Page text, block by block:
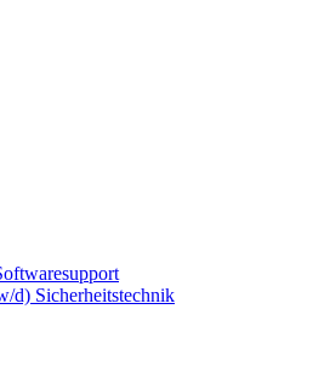
d) Sicherheitstechnik